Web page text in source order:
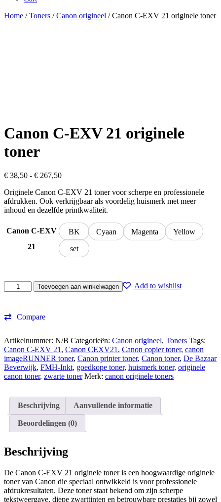
Home /Toners /Canon origineel / Canon C-EXV 21 originele toner
Canon C-EXV 21 originele
toner
€ 38,50 - € 267,50Prijsklasse:
tot
€ 267,50
Originele Canon C-EXV 21 toner voor scherpe en professionele
afdrukken. Ook verkrijgbaar als voordelig huismerk met meer
inhoud en dezelfde printkwaliteit.
Canon C-EXV
21
BK Cyaan Magenta
Yellow
set
Canon
C-
21
originele
aantal
Toevoegen aan winkelwagen Add to wishlist
Compare
Artikelnummer: N/B Categorieën: Canon origineel, Toners Tags:
Canon C-EXV 21, Canon CEXV21, Canon copier toner, canon
imageRUNNER toner, Canon printer toner, Canon toner, De Bazaar
Beverwijk, FMH-Inkt, goedkope toner, huismerk toner, originele
canon toner, zwarte toner Merk: canon originele toners
Beschrijving Aanvullende informatie
Beoordelingen (0)
Beschrijving
De Canon C-EXV 21 originele toner is een hoogwaardige originele
toner van Canon die speciaal ontwikkeld is voor professionele
afdrukresultaten. Deze toner staat bekend om zijn scherpe
tekstweergave, diepe zwarttinten en betrouwbare prestaties bij zowel